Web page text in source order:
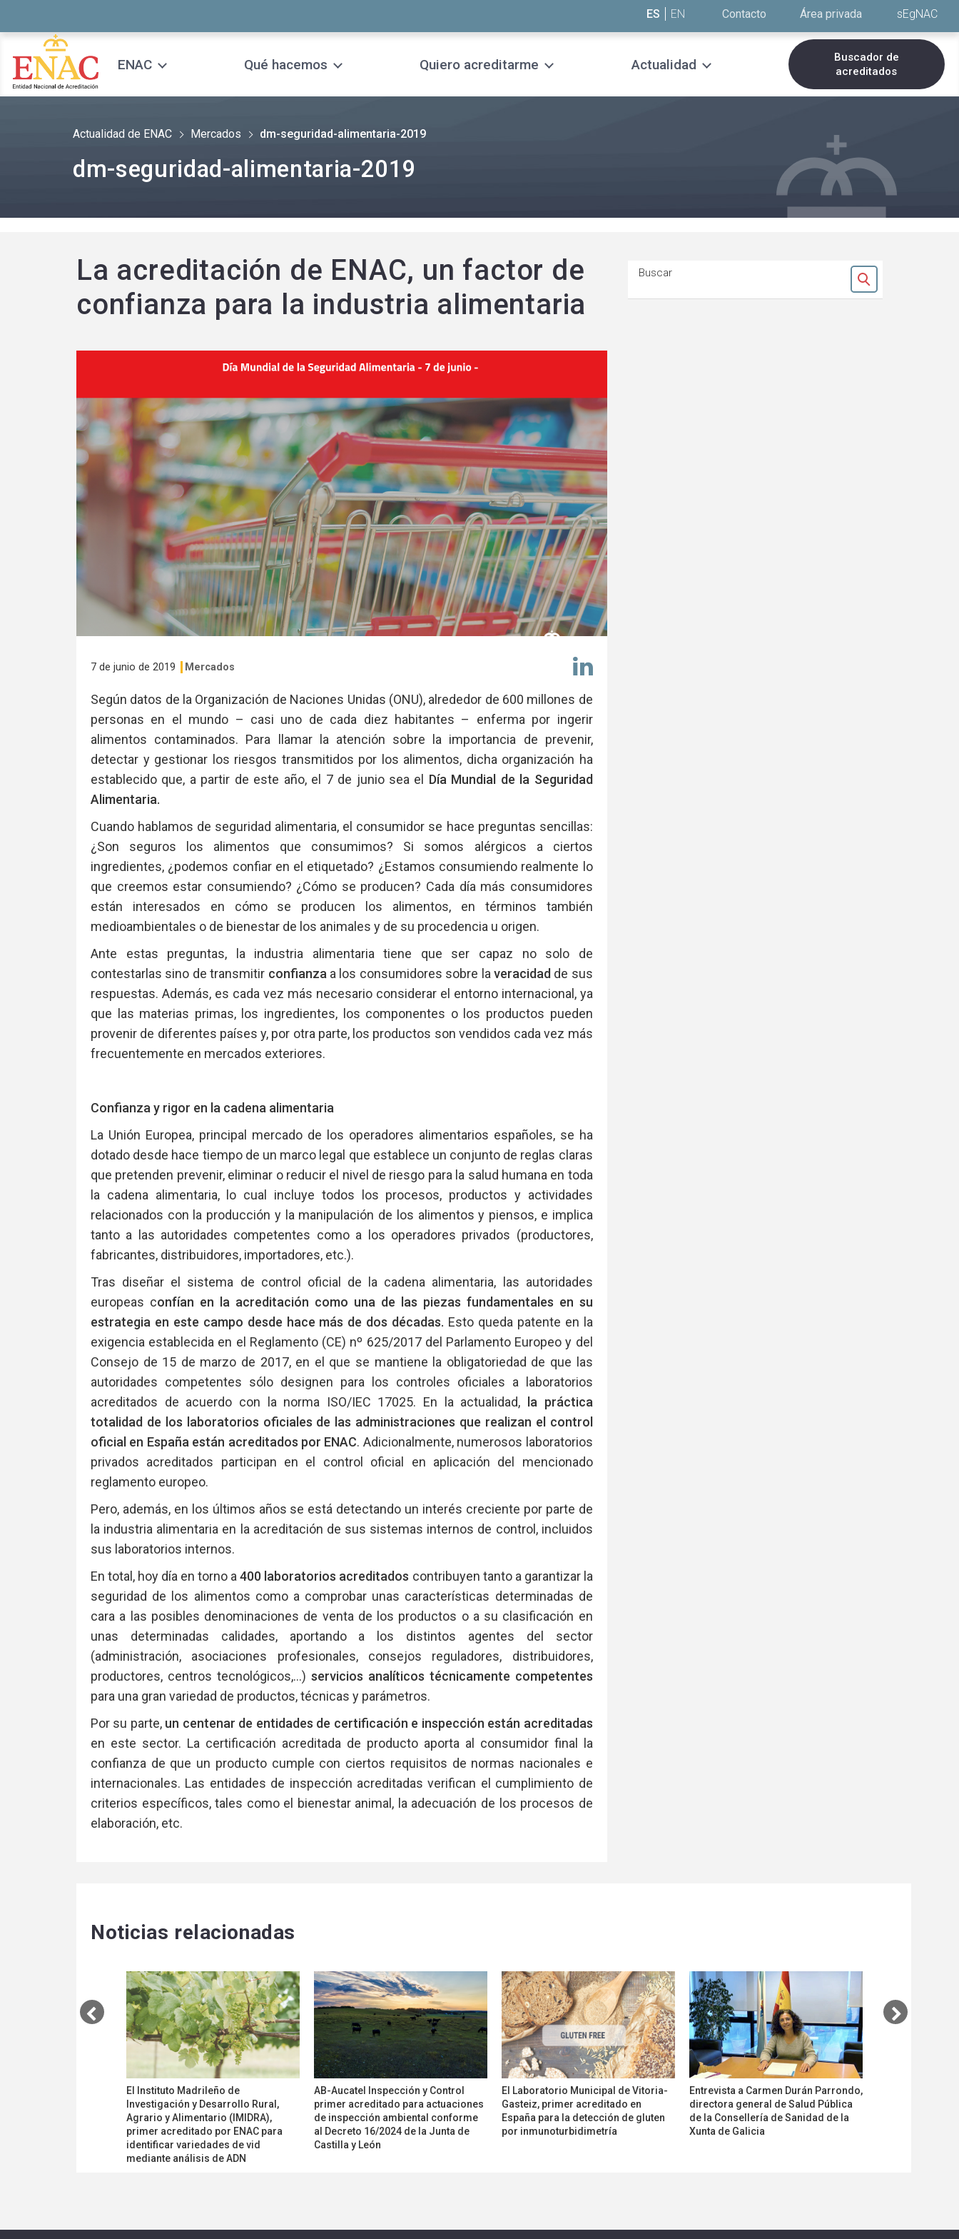
ES EN Contacto Área privada sEgNAC
ENAC Qué hacemos Quiero acreditarme Actualidad
Buscador de
acreditados
Actualidad de ENAC Mercados dm-seguridad-alimentaria-2019
dm-seguridad-alimentaria-2019
La acreditación de ENAC, un factor de
confianza para la industria alimentaria
7 de junio de 2019 Mercados Compartir
en
Linkedin
Según datos de la Organización de Naciones Unidas (ONU), alrededor de 600 millones de
personas en el mundo – casi uno de cada diez habitantes – enferma por ingerir
alimentos contaminados. Para llamar la atención sobre la importancia de prevenir,
detectar y gestionar los riesgos transmitidos por los alimentos, dicha organización ha
establecido que, a partir de este año, el 7 de junio sea el Día Mundial de la Seguridad
Alimentaria.
Cuando hablamos de seguridad alimentaria, el consumidor se hace preguntas sencillas:
¿Son seguros los alimentos que consumimos? Si somos alérgicos a ciertos
ingredientes, ¿podemos confiar en el etiquetado? ¿Estamos consumiendo realmente lo
que creemos estar consumiendo? ¿Cómo se producen? Cada día más consumidores
están interesados en cómo se producen los alimentos, en términos también
medioambientales o de bienestar de los animales y de su procedencia u origen.
Ante estas preguntas, la industria alimentaria tiene que ser capaz no solo de
contestarlas sino de transmitir confianza a los consumidores sobre la veracidad de sus
respuestas. Además, es cada vez más necesario considerar el entorno internacional, ya
que las materias primas, los ingredientes, los componentes o los productos pueden
provenir de diferentes países y, por otra parte, los productos son vendidos cada vez más
frecuentemente en mercados exteriores.
Confianza y rigor en la cadena alimentaria
La Unión Europea, principal mercado de los operadores alimentarios españoles, se ha
dotado desde hace tiempo de un marco legal que establece un conjunto de reglas claras
que pretenden prevenir, eliminar o reducir el nivel de riesgo para la salud humana en toda
la cadena alimentaria, lo cual incluye todos los procesos, productos y actividades
relacionados con la producción y la manipulación de los alimentos y piensos, e implica
tanto a las autoridades competentes como a los operadores privados (productores,
fabricantes, distribuidores, importadores, etc.).
Tras diseñar el sistema de control oficial de la cadena alimentaria, las autoridades
europeas confían en la acreditación como una de las piezas fundamentales en su
estrategia en este campo desde hace más de dos décadas. Esto queda patente en la
exigencia establecida en el Reglamento (CE) nº 625/2017 del Parlamento Europeo y del
Consejo de 15 de marzo de 2017, en el que se mantiene la obligatoriedad de que las
autoridades competentes sólo designen para los controles oficiales a laboratorios
acreditados de acuerdo con la norma ISO/IEC 17025. En la actualidad,
la práctica
totalidad de los laboratorios oficiales de las administraciones que realizan el control
oficial en España están acreditados por ENAC. Adicionalmente, numerosos laboratorios
privados acreditados participan en el control oficial en aplicación del mencionado
reglamento europeo.
Pero, además, en los últimos años se está detectando un interés creciente por parte de
la industria alimentaria en la acreditación de sus sistemas internos de control, incluidos
sus laboratorios internos.
En total, hoy día en torno a400 laboratorios acreditados contribuyen tanto a garantizar la
seguridad de los alimentos como a comprobar unas características determinadas de
cara a las posibles denominaciones de venta de los productos o a su clasificación en
unas determinadas calidades, aportando a los distintos agentes del sector
(administración, asociaciones profesionales, consejos reguladores, distribuidores,
productores, centros tecnológicos,…) servicios analíticos técnicamente competentes
para una gran variedad de productos, técnicas y parámetros.
Por su parte, un centenar de entidades de certificación e inspección están acreditadas
en este sector. La certificación acreditada de producto aporta al consumidor final la
confianza de que un producto cumple con ciertos requisitos de normas nacionales e
internacionales. Las entidades de inspección acreditadas verifican el cumplimiento de
criterios específicos, tales como el bienestar animal, la adecuación de los procesos de
elaboración, etc.
Noticias relacionadas
El Instituto Madrileño de
Investigación y Desarrollo Rural,
Agrario y Alimentario (IMIDRA),
primer acreditado por ENAC para
identificar variedades de vid
mediante análisis de ADN
AB-Aucatel Inspección y Control
primer acreditado para actuaciones
de inspección ambiental conforme
al Decreto 16/2024 de la Junta de
Castilla y León
El Laboratorio Municipal de Vitoria-
Gasteiz, primer acreditado en
España para la detección de gluten
por inmunoturbidimetría
Entrevista a Carmen Durán Parrondo,
directora general de Salud Pública
de la Consellería de Sanidad de la
Xunta de Galicia
Buscar
Ok